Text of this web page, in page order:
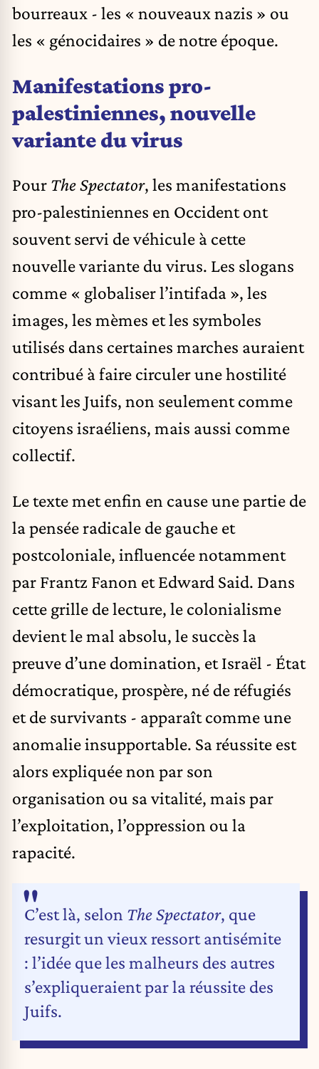
bourreaux - les « nouveaux nazis » ou
les « génocidaires » de notre époque.
Manifestations pro-
palestiniennes, nouvelle
variante du virus
Pour The Spectator, les manifestations
pro-palestiniennes en Occident ont
souvent servi de véhicule à cette
nouvelle variante du virus. Les slogans
comme « globaliser l’intifada », les
images, les mèmes et les symboles
utilisés dans certaines marches auraient
contribué à faire circuler une hostilité
visant les Juifs, non seulement comme
citoyens israéliens, mais aussi comme
collectif.
Le texte met enfin en cause une partie de
la pensée radicale de gauche et
postcoloniale, influencée notamment
par Frantz Fanon et Edward Said. Dans
cette grille de lecture, le colonialisme
devient le mal absolu, le succès la
preuve d’une domination, et Israël - État
démocratique, prospère, né de réfugiés
et de survivants - apparaît comme une
anomalie insupportable. Sa réussite est
alors expliquée non par son
organisation ou sa vitalité, mais par
l’exploitation, l’oppression ou la
rapacité.
C’est là, selon The Spectator, que
resurgit un vieux ressort antisémite
: l’idée que les malheurs des autres
s’expliqueraient par la réussite des
Juifs.